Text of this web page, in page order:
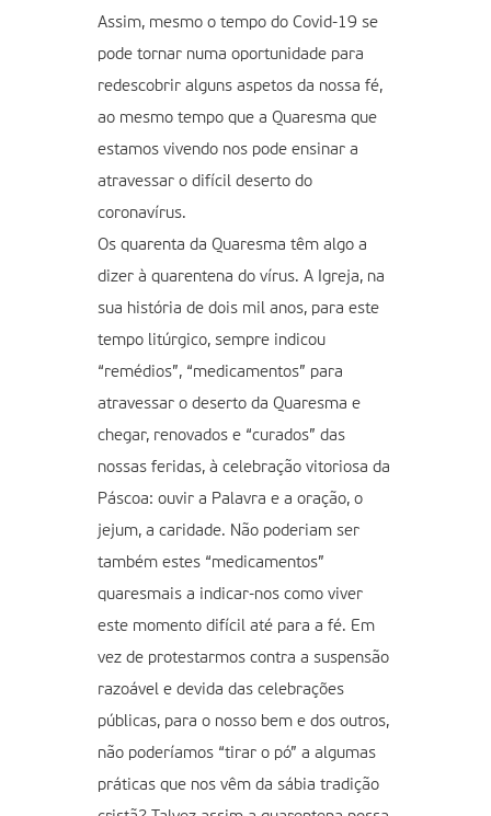
Assim, mesmo o tempo do Covid-19 se
pode tornar numa oportunidade para
redescobrir alguns aspetos da nossa fé,
ao mesmo tempo que a Quaresma que
estamos vivendo nos pode ensinar a
atravessar o difícil deserto do
coronavírus.
Os quarenta da Quaresma têm algo a
dizer à quarentena do vírus. A Igreja, na
sua história de dois mil anos, para este
tempo litúrgico, sempre indicou
“remédios”, “medicamentos” para
atravessar o deserto da Quaresma e
chegar, renovados e “curados” das
nossas feridas, à celebração vitoriosa da
Páscoa: ouvir a Palavra e a oração, o
jejum, a caridade. Não poderiam ser
também estes “medicamentos”
quaresmais a indicar-nos como viver
este momento difícil até para a fé. Em
vez de protestarmos contra a suspensão
razoável e devida das celebrações
públicas, para o nosso bem e dos outros,
não poderíamos “tirar o pó” a algumas
práticas que nos vêm da sábia tradição